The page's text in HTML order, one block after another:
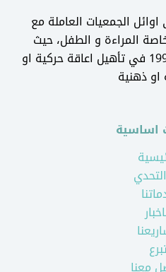
الجمعيات العاملة مع
المراءة و الطفل، حيث
تعمل الجمعية منذ العام 1998 في تأهيل اعاقة حركية او
ذهنية
اساسية